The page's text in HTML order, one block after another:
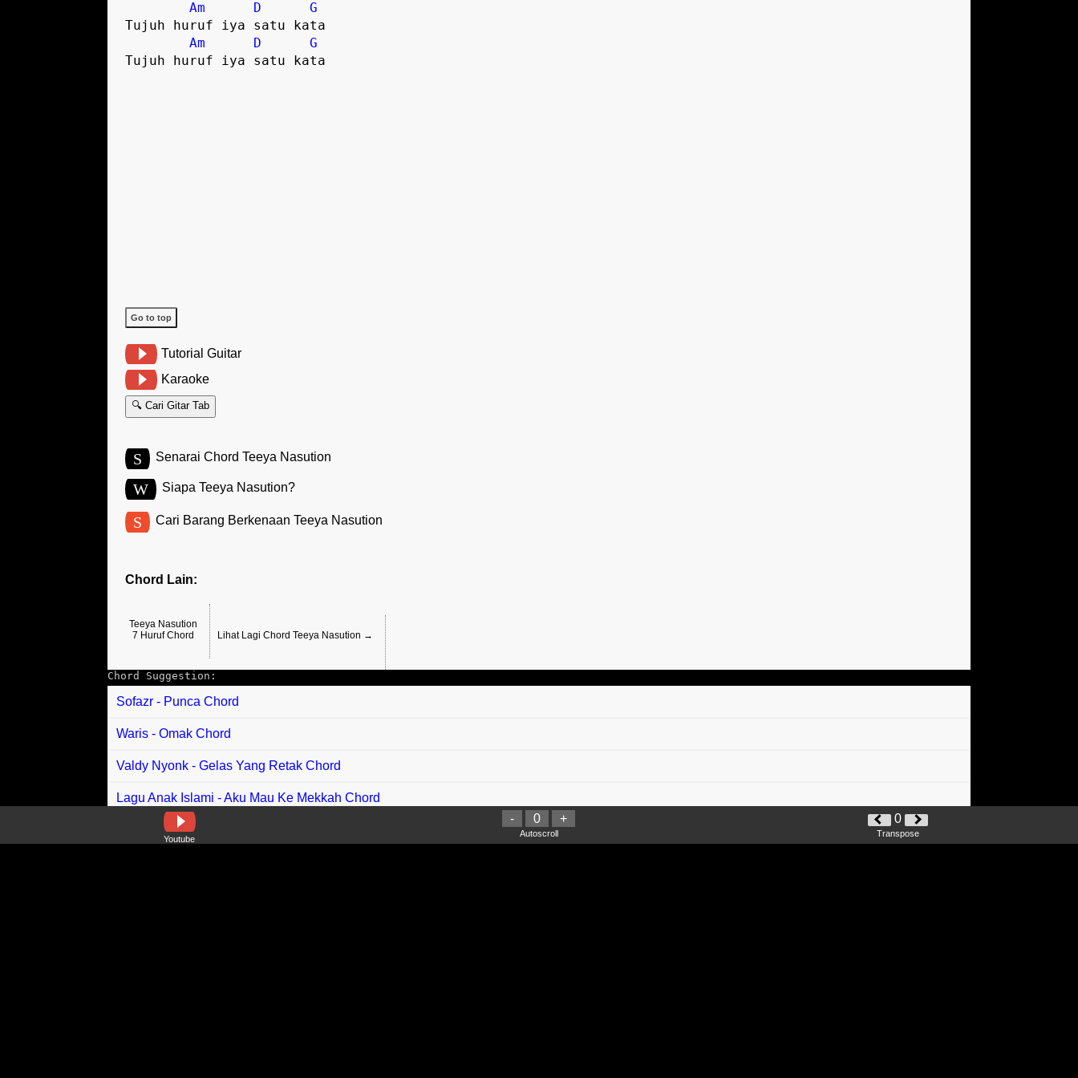
Am D
G
Tujuh huruf iya satu kata
Am
D
G
Go to top
Tutorial Guitar
Karaoke
🔍 Cari Gitar Tab
S Senarai Chord Teeya Nasution
W Siapa Teeya Nasution?
S Cari Barang Berkenaan Teeya Nasution
Chord Lain:
Teeya Nasution
7 Huruf Chord
Lihat Lagi Chord Teeya Nasution →
Chord Suggestion:
Sofazr - Punca Chord
Waris - Omak Chord
Valdy Nyonk - Gelas Yang Retak Chord
Lagu Anak Islami - Aku Mau Ke Mekkah Chord
Amirul Fauzan - Rintihan Kalam Chord
Youtube
- 0 +
Autoscroll
0
Transpose